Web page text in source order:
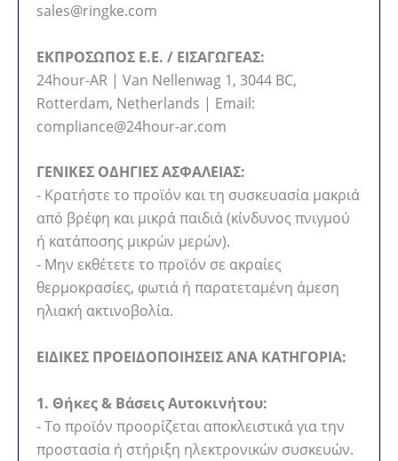
sales@ringke.com
ΕΚΠΡΟΣΩΠΟΣ Ε.Ε. / ΕΙΣΑΓΩΓΕΑΣ:
24hour-AR | Van Nellenwag 1, 3044 BC,
Rotterdam, Netherlands | Email:
compliance@24hour-ar.com
ΓΕΝΙΚΕΣ ΟΔΗΓΙΕΣ ΑΣΦΑΛΕΙΑΣ:
- Κρατήστε το προϊόν και τη συσκευασία μακριά
από βρέφη και μικρά παιδιά (κίνδυνος πνιγμού
ή κατάποσης μικρών μερών).
- Μην εκθέτετε το προϊόν σε ακραίες
θερμοκρασίες, φωτιά ή παρατεταμένη άμεση
ηλιακή ακτινοβολία.
ΕΙΔΙΚΕΣ ΠΡΟΕΙΔΟΠΟΙΗΣΕΙΣ ΑΝΑ ΚΑΤΗΓΟΡΙΑ:
1. Θήκες & Βάσεις Αυτοκινήτου:
- Το προϊόν προορίζεται αποκλειστικά για την
προστασία ή στήριξη ηλεκτρονικών συσκευών.